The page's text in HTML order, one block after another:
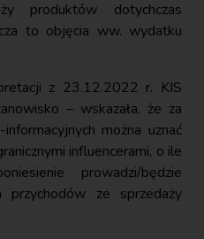
produktów dotychczas
to objęcia ww. wydatku
z 23.12.2022 r. KIS
– wskazała, że za
można uznać
influencerami, o ile
prowadzi/będzie
przychodów ze sprzedaży